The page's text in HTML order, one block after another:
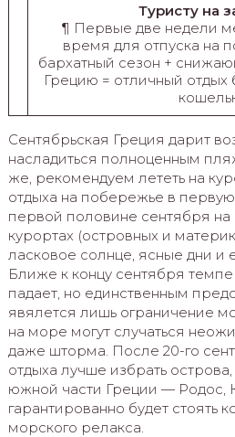
Туристу на
¶ Первые две недели
время для отпуска на
бархатный сезон +
Грецию = отличный
Сентябрьская Греция дарит
насладиться полноценным
же, рекомендуем лететь на
отдыха на побережье в
первой половине сентября на
курортах (островных и
ласковое солнце, ясные дни и
Ближе к концу сентября
падает, но единственным
явялется лишь ограничение
на море могут случаться
даже шторма. После 20-го
отдыха лучше избрать
южной части Греции — Родос,
гарантированно будет стоять
морского релакса.